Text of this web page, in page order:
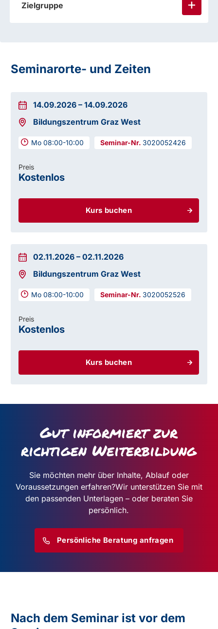
Zielgruppe
Seminarorte- und Zeiten
14.09.2026 –14.09.2026
Bildungszentrum Graz West
Mo 08:00-10:00 3020052426
Kurs buchen
Preis
Kostenlos
02.11.2026 –02.11.2026
Bildungszentrum Graz West
Mo 08:00-10:00 3020052526
Kurs buchen
Preis
Kostenlos
Gut informiert zur
richtigen Weiterbildung
Sie möchten mehr über Inhalte, Ablauf oder
Voraussetzungen erfahren?Wir unterstützen Sie mit
den passenden Unterlagen – oder beraten Sie
persönlich.
Persönliche Beratung anfragen
Nach dem Seminar ist vor dem